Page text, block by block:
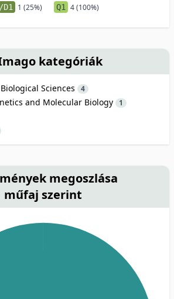
D1 1 (25%) Q1 4 (100%)
kategóriák
Sciences 4
and Molecular Biology 1
megoszlása
műfaj szerint